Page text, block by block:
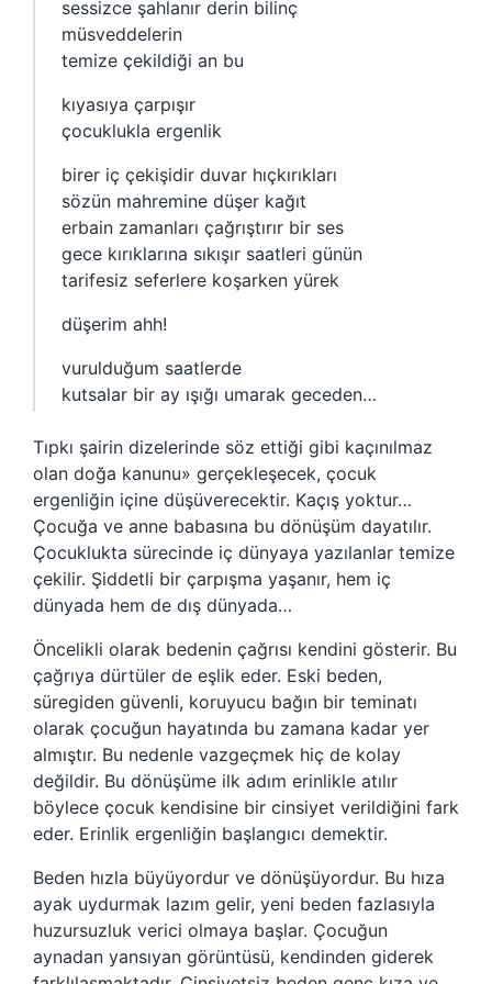
sessizce şahlanır derin bilinç
müsveddelerin
temize çekildiği an bu
kıyasıya çarpışır
çocuklukla ergenlik
birer iç çekişidir duvar hıçkırıkları
sözün mahremine düşer kağıt
erbain zamanları çağrıştırır bir ses
gece kırıklarına sıkışır saatleri günün
tarifesiz seferlere koşarken yürek
düşerim ahh!
vurulduğum saatlerde
kutsalar bir ay ışığı umarak geceden…
Tıpkı şairin dizelerinde söz ettiği gibi kaçınılmaz
olan doğa kanunu» gerçekleşecek, çocuk
ergenliğin içine düşüverecektir. Kaçış yoktur…
Çocuğa ve anne babasına bu dönüşüm dayatılır.
Çocuklukta sürecinde iç dünyaya yazılanlar temize
çekilir. Şiddetli bir çarpışma yaşanır, hem iç
dünyada hem de dış dünyada…
Öncelikli olarak bedenin çağrısı kendini gösterir. Bu
çağrıya dürtüler de eşlik eder. Eski beden,
süregiden güvenli, koruyucu bağın bir teminatı
olarak çocuğun hayatında bu zamana kadar yer
almıştır. Bu nedenle vazgeçmek hiç de kolay
değildir. Bu dönüşüme ilk adım erinlikle atılır
böylece çocuk kendisine bir cinsiyet verildiğini fark
eder. Erinlik ergenliğin başlangıcı demektir.
Beden hızla büyüyordur ve dönüşüyordur. Bu hıza
ayak uydurmak lazım gelir, yeni beden fazlasıyla
huzursuzluk verici olmaya başlar. Çocuğun
aynadan yansıyan görüntüsü, kendinden giderek